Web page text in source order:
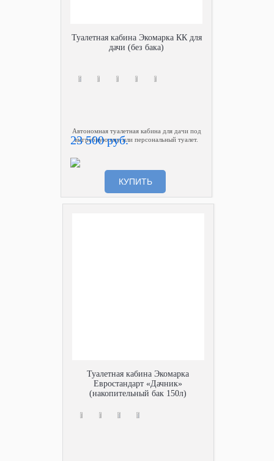
Туалетная кабина Экомарка КК для
дачи (без бака)
Автономная туалетная кабина для дачи под
выгребную яму или персональный туалет.
23 500 руб.
КУПИТЬ
Туалетная кабина Экомарка
Евростандарт «Дачник»
(накопительный бак 150л)